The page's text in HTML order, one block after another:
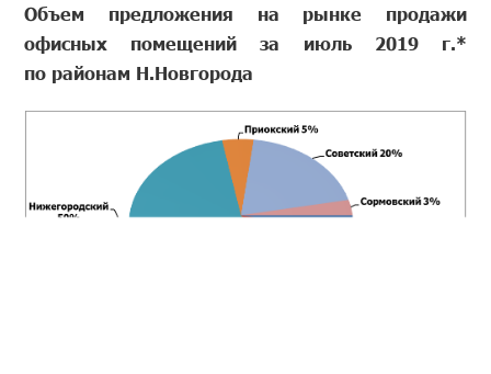
Советский
61364,8
61099,4
Сормовский
53583,8
Объем предложения на рынке продажи
офисных помещений за июль 2019 г.*
по районам Н.Новгорода